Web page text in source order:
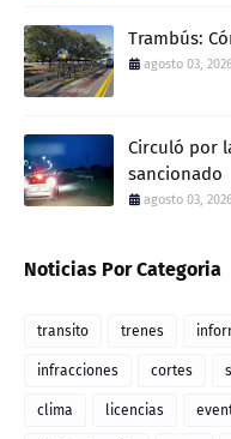
Trambús:
agosto 03,
Circuló por
sancionado
agosto 03,
Noticias Por Categoria
transito trenes
infracciones cortes
clima licencias